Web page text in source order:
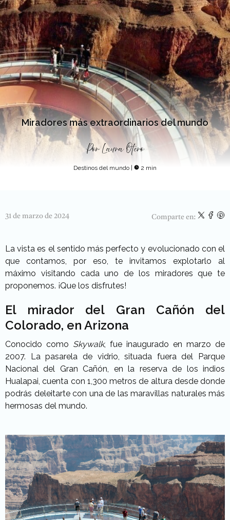
Miradores más extraordinarios del mundo
PorLaura Otero
Destinos del mundo | 2 min
31 de marzo de 2024 Comparte en:
La vista es el sentido más perfecto y evolucionado con el
que contamos, por eso, te invitamos explotarlo al
máximo visitando cada uno de los miradores que te
proponemos. ¡Que los disfrutes!
El mirador del Gran Cañón del
Colorado, en Arizona
Conocido como Skywalk, fue inaugurado en marzo de
2007. La pasarela de vidrio, situada fuera del Parque
Nacional del Gran Cañón, en la reserva de los indios
Hualapai, cuenta con 1,300 metros de altura desde donde
podrás deleitarte con una de las maravillas naturales más
hermosas del mundo.